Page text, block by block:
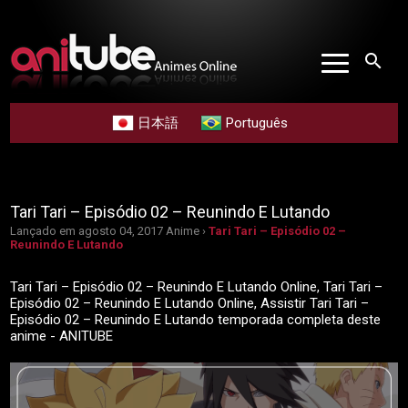
search
日本語 Português
Tari Tari – Episódio 02 – Reunindo E Lutando
Lançado em agosto 04, 2017 Anime ›Tari Tari – Episódio 02 –
Reunindo E Lutando
Tari Tari – Episódio 02 – Reunindo E Lutando Online, Tari Tari –
Episódio 02 – Reunindo E Lutando Online, Assistir Tari Tari –
Episódio 02 – Reunindo E Lutando temporada completa deste
anime - ANITUBE